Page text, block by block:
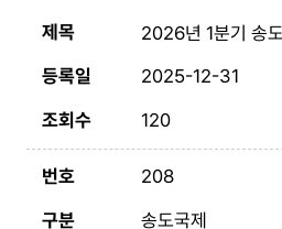
2025-12-31
120
208
송도국제